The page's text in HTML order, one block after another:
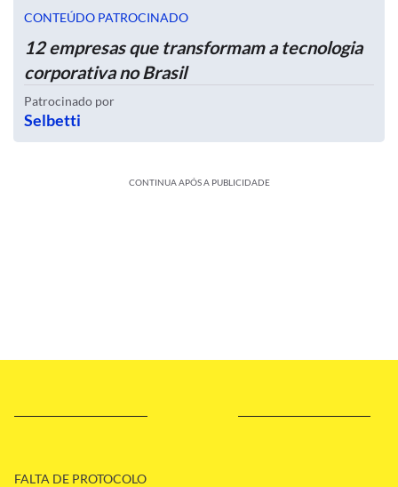
CONTEÚDO PATROCINADO
12 empresas que transformam a tecnologia
corporativa no Brasil
Patrocinado por
Selbetti
CONTINUA APÓS A PUBLICIDADE
FALTA DE PROTOCOLO